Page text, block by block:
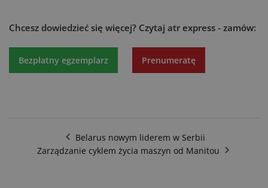
Chcesz dowiedzieć się więcej? Czytaj atr express - zamów:
Bezpłatny egzemplarz Prenumeratę
Belarus nowym liderem w Serbii
Zarządzanie cyklem życia maszyn od Manitou